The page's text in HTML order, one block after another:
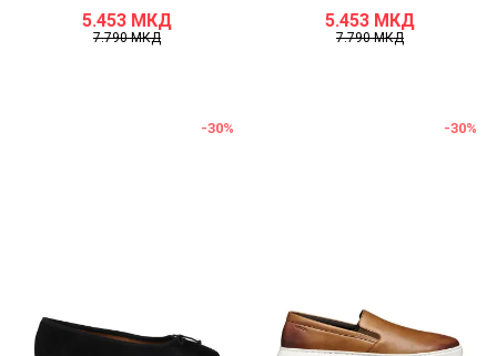
5.453 МКД
7.790МКД
5.453 МКД
7.790МКД
-30% -30%